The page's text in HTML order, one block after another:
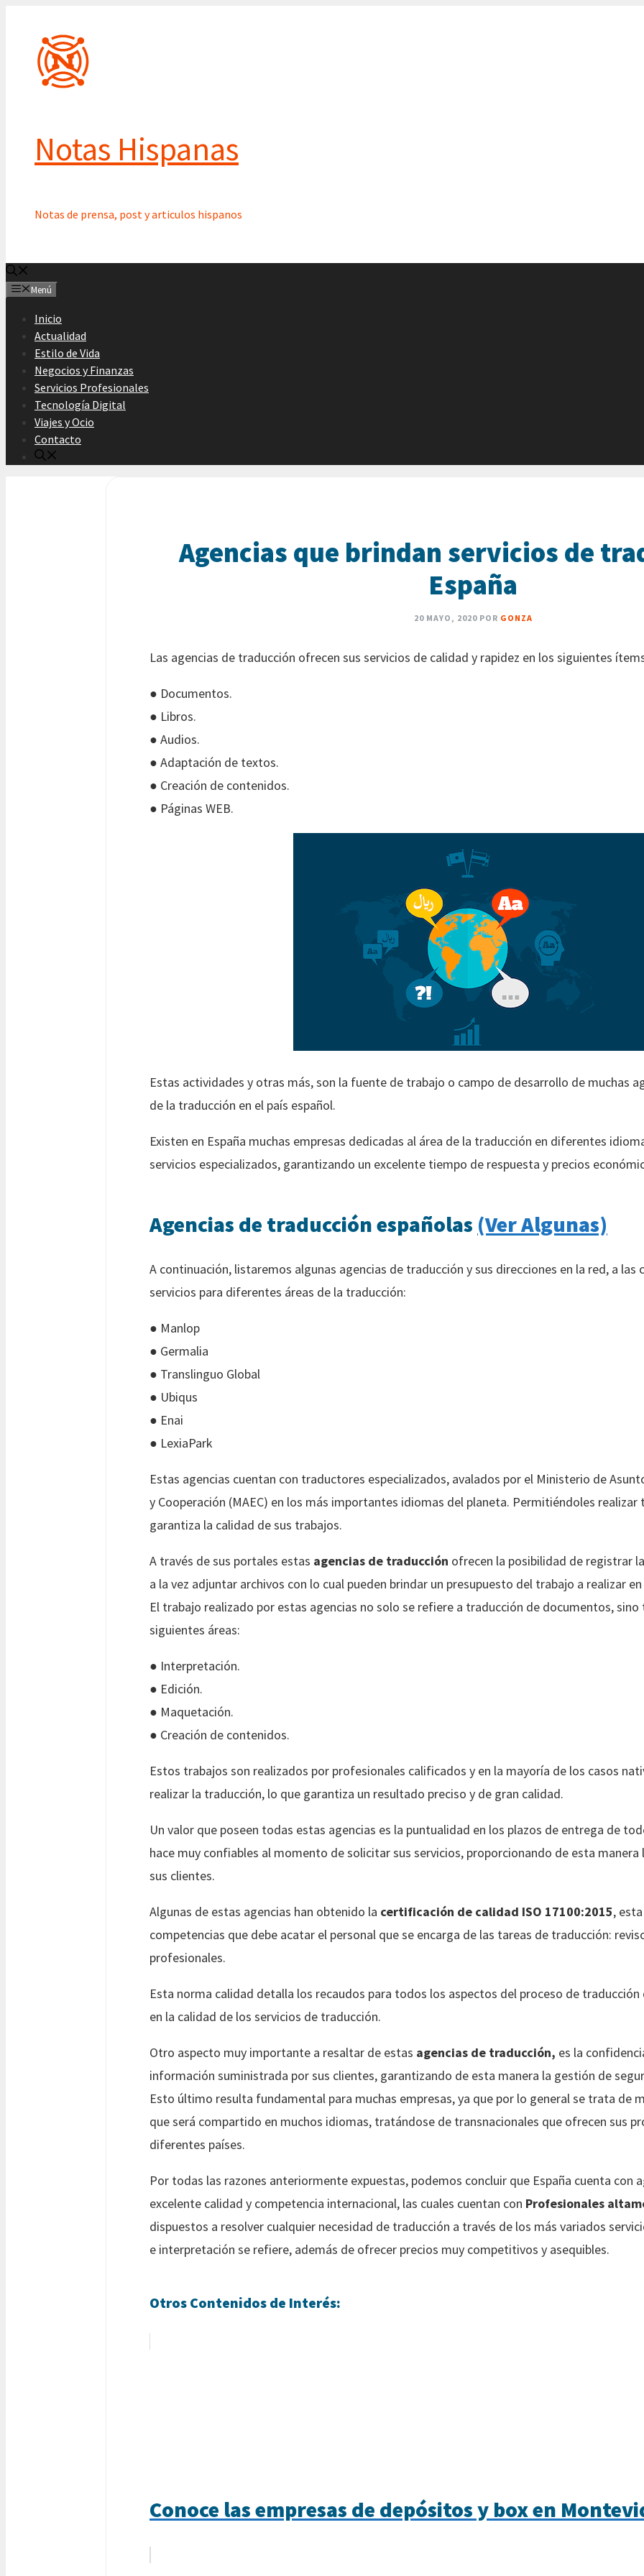
contenido
Notas Hispanas
Notas de prensa, post y articulos hispanos
Menú
Inicio
Actualidad
Estilo de Vida
Negocios y Finanzas
Servicios Profesionales
Tecnología Digital
Viajes y Ocio
Contacto
Agencias que brindan servicios de
España
20 MAYO, 2020 POR GONZA
Las agencias de traducción ofrecen sus servicios de calidad y rapidez en los siguientes
● Documentos.
● Libros.
● Audios.
● Adaptación de textos.
● Creación de contenidos.
● Páginas WEB.
Estas actividades y otras más, son la fuente de trabajo o campo de desarrollo de muchas
de la traducción en el país español.
Existen en España muchas empresas dedicadas al área de la traducción en diferentes
servicios especializados, garantizando un excelente tiempo de respuesta y precios
Agencias de traducción españolas (Ver Algunas)
A continuación, listaremos algunas agencias de traducción y sus direcciones en la red, a
servicios para diferentes áreas de la traducción:
● Manlop
● Germalia
● Translinguo Global
● Ubiqus
● Enai
● LexiaPark
Estas agencias cuentan con traductores especializados, avalados por el Ministerio de
y Cooperación (MAEC) en los más importantes idiomas del planeta. Permitiéndoles realizar
garantiza la calidad de sus trabajos.
A través de sus portales estas agencias de traducción ofrecen la posibilidad de registrar
a la vez adjuntar archivos con lo cual pueden brindar un presupuesto del trabajo a realizar
El trabajo realizado por estas agencias no solo se refiere a traducción de documentos, sino
siguientes áreas:
● Interpretación.
● Edición.
● Maquetación.
● Creación de contenidos.
Estos trabajos son realizados por profesionales calificados y en la mayoría de los casos
realizar la traducción, lo que garantiza un resultado preciso y de gran calidad.
Un valor que poseen todas estas agencias es la puntualidad en los plazos de entrega de
hace muy confiables al momento de solicitar sus servicios, proporcionando de esta
sus clientes.
Algunas de estas agencias han obtenido la certificación de calidad ISO 17100:2015,
competencias que debe acatar el personal que se encarga de las tareas de traducción:
profesionales.
Esta norma calidad detalla los recaudos para todos los aspectos del proceso de
en la calidad de los servicios de traducción.
Otro aspecto muy importante a resaltar de estas agencias de traducción, es la
información suministrada por sus clientes, garantizando de esta manera la gestión de
Esto último resulta fundamental para muchas empresas, ya que por lo general se trata de
que será compartido en muchos idiomas, tratándose de transnacionales que ofrecen sus
diferentes países.
Por todas las razones anteriormente expuestas, podemos concluir que España cuenta con
excelente calidad y competencia internacional, las cuales cuentan con Profesionales
dispuestos a resolver cualquier necesidad de traducción a través de los más variados
e interpretación se refiere, además de ofrecer precios muy competitivos y asequibles.
Otros Contenidos de Interés:
Conoce las empresas de depósitos y box en